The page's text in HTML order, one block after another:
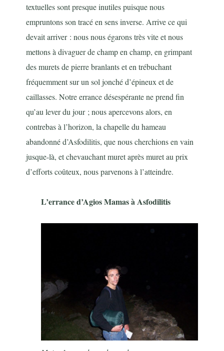
textuelles sont presque inutiles puisque nous
empruntons son tracé en sens inverse. Arrive ce qui
devait arriver : nous nous égarons très vite et nous
mettons à divaguer de champ en champ, en grimpant
des murets de pierre branlants et en trébuchant
fréquemment sur un sol jonché d’épineux et de
caillasses. Notre errance désespérante ne prend fin
qu’au lever du jour ; nous apercevons alors, en
contrebas à l’horizon, la chapelle du hameau
abandonné d’Asfodilitis, que nous cherchions en vain
jusque-là, et chevauchant muret après muret au prix
d’efforts coûteux, nous parvenons à l’atteindre.
L’errance d’Agios Mamas à Asfodilitis